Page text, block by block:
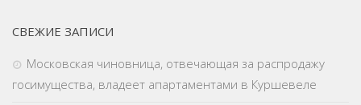
СВЕЖИЕ ЗАПИСИ
Московская чиновница, отвечающая за распродажу
госимущества, владеет апартаментами в Куршевеле